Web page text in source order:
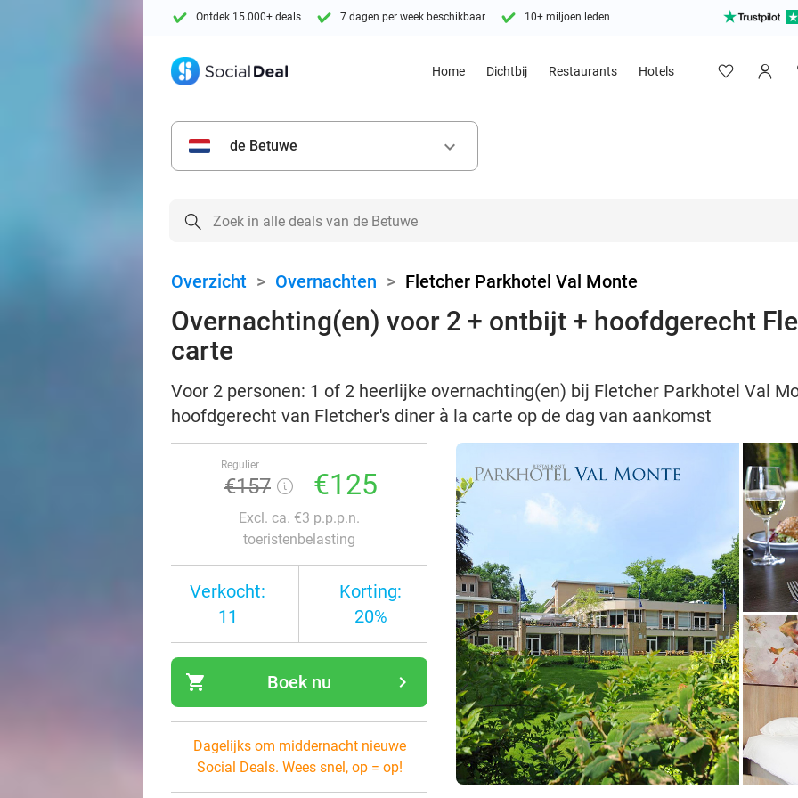
Ontdek 15.000+ deals 7 dagen per week beschikbaar 10+ miljoen leden
Home Dichtbij Restaurants Hotels
de Betuwe keyboard_arrow_down
Overzicht > Overnachten > Fletcher Parkhotel Val Monte
Overnachting(en) voor 2 + ontbijt + hoofdgerecht
carte
Voor 2 personen: 1 of 2 heerlijke overnachting(en) bij Fletcher Parkhotel Val
hoofdgerecht van Fletcher's diner à la carte op de dag van aankomst
Regulier
€157 €125
Excl. ca. €3 p.p.p.n.
toeristenbelasting
Verkocht:
11
Korting:
20%
shopping_cart navigate_next
Boek nu
Dagelijks om middernacht nieuwe
Social Deals. Wees snel, op = op!